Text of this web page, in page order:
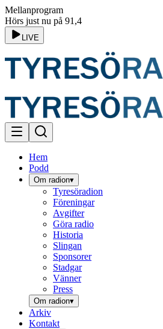
Mellanprogram
Hörs just nu på 91,4
LIVE
Hem
Podd
Om radion▾
Tyresöradion
Föreningar
Avgifter
Göra radio
Historia
Slingan
Sponsorer
Stadgar
Vänner
Press
Om radion▾
Arkiv
Kontakt